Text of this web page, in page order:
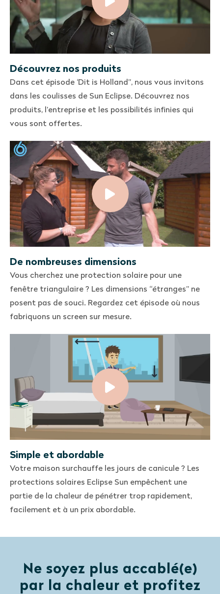
Découvrez nos produits
Dans cet épisode ‘Dit is Holland”, nous vous invitons
dans les coulisses de Sun Eclipse. Découvrez nos
produits, l’entreprise et les possibilités infinies qui
vous sont offertes.
De nombreuses dimensions
Vous cherchez une protection solaire pour une
fenêtre triangulaire ? Les dimensions “étranges” ne
posent pas de souci. Regardez cet épisode où nous
fabriquons un screen sur mesure.
Simple et abordable
Votre maison surchauffe les jours de canicule ? Les
protections solaires Eclipse Sun empêchent une
partie de la chaleur de pénétrer trop rapidement,
facilement et à un prix abordable.
Ne soyez plus accablé(e)
par la chaleur et profitez